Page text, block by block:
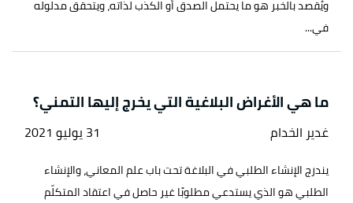
ويُقصد بالخبر هو ما يحتمل الصدق أو الكذب لذاته، ويتحقق مدلوله
في...
ما هي الأغراض البلاغية التي يخرج إليها التمني؟
غدير الخدام 31 يوليو 2021
يندرج الإنشاء الطلبي في البلاغة تحت باب علم المعاني، والإنشاء
الطلبي هو الذي يستدعي مطلوبًا غير حاصل في اعتقاد المتكلّم